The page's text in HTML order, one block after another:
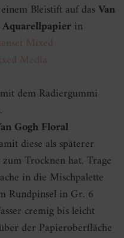
Bleistift auf dasVan
in
Mixed
Media
dem Radiergummi
Gogh Floral
diese als späterer
Trocknen hat. Trage
in die Mischpalette
Rundpinsel in Gr. 6
cremig bis leicht
der Papieroberfläche